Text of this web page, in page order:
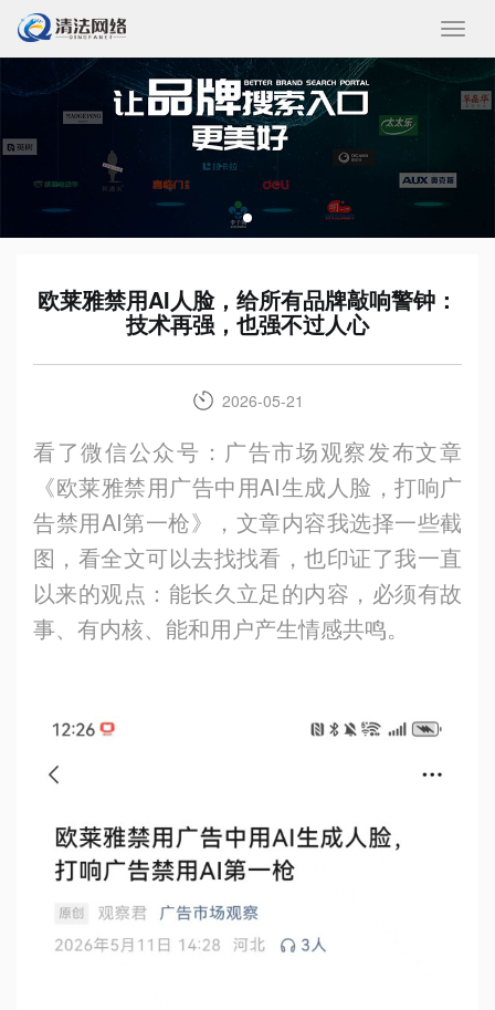
收
起/
展
开
欧莱雅禁用AI人脸，给所有品牌敲响警钟：
技术再强，也强不过人心
2026-05-21
看了微信公众号：广告市场观察发布文章
《欧莱雅禁用广告中用AI生成人脸，打响广
告禁用AI第一枪》，文章内容我选择一些截
图，看全文可以去找找看，也印证了我一直
以来的观点：能长久立足的内容，必须有故
事、有内核、能和用户产生情感共鸣。